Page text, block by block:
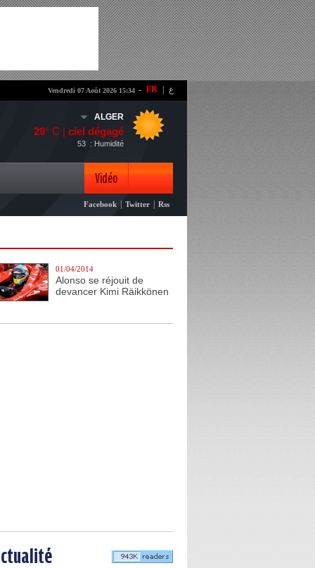
- FR ع Vendredi 07 Août 2026 15:34
ALGER
29° C | ciel dégagé
: Humidité
53
Vidéo
Photo
Facebook Twitter Rss
01/04/2014
Alonso se réjouit de
devancer Kimi Räikkönen